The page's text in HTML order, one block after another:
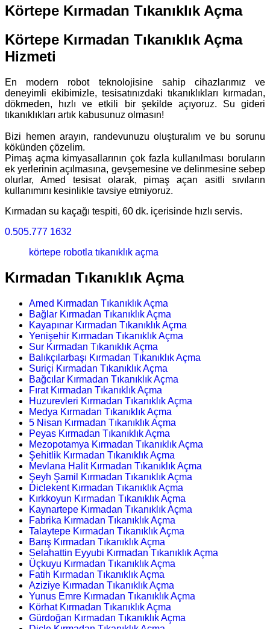
Körtepe Kırmadan Tıkanıklık Açma
Körtepe Kırmadan Tıkanıklık Açma
Hizmeti
En modern robot teknolojisine sahip cihazlarımız ve
deneyimli ekibimizle, tesisatınızdaki tıkanıklıkları kırmadan,
dökmeden, hızlı ve etkili bir şekilde açıyoruz. Su gideri
tıkanıklıkları artık kabusunuz olmasın!
Bizi hemen arayın, randevunuzu oluşturalım ve bu sorunu
kökünden çözelim.
Pimaş açma kimyasallarının çok fazla kullanılması boruların
ek yerlerinin açılmasına, gevşemesine ve delinmesine sebep
olurlar, Amed tesisat olarak, pimaş açan asitli sıvıların
kullanımını kesinlikle tavsiye etmiyoruz.
Kırmadan su kaçağı tespiti, 60 dk. içerisinde hızlı servis.
0.505.777 1632
körtepe robotla tıkanıklık açma
Kırmadan Tıkanıklık Açma
Amed Kırmadan Tıkanıklık Açma
Bağlar Kırmadan Tıkanıklık Açma
Kayapınar Kırmadan Tıkanıklık Açma
Yenişehir Kırmadan Tıkanıklık Açma
Sur Kırmadan Tıkanıklık Açma
Balıkçılarbaşı Kırmadan Tıkanıklık Açma
Suriçi Kırmadan Tıkanıklık Açma
Bağcılar Kırmadan Tıkanıklık Açma
Fırat Kırmadan Tıkanıklık Açma
Huzurevleri Kırmadan Tıkanıklık Açma
Medya Kırmadan Tıkanıklık Açma
5 Nisan Kırmadan Tıkanıklık Açma
Peyas Kırmadan Tıkanıklık Açma
Mezopotamya Kırmadan Tıkanıklık Açma
Şehitlik Kırmadan Tıkanıklık Açma
Mevlana Halit Kırmadan Tıkanıklık Açma
Şeyh Şamil Kırmadan Tıkanıklık Açma
Diclekent Kırmadan Tıkanıklık Açma
Kırkkoyun Kırmadan Tıkanıklık Açma
Kaynartepe Kırmadan Tıkanıklık Açma
Fabrika Kırmadan Tıkanıklık Açma
Talaytepe Kırmadan Tıkanıklık Açma
Barış Kırmadan Tıkanıklık Açma
Selahattin Eyyubi Kırmadan Tıkanıklık Açma
Üçkuyu Kırmadan Tıkanıklık Açma
Fatih Kırmadan Tıkanıklık Açma
Aziziye Kırmadan Tıkanıklık Açma
Yunus Emre Kırmadan Tıkanıklık Açma
Körhat Kırmadan Tıkanıklık Açma
Gürdoğan Kırmadan Tıkanıklık Açma